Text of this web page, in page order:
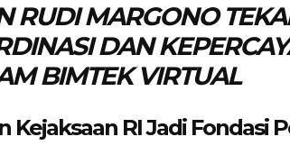
RUDI MARGONO
DAN
BIMTEK VIRTUAL
RI Jadi Fondasi